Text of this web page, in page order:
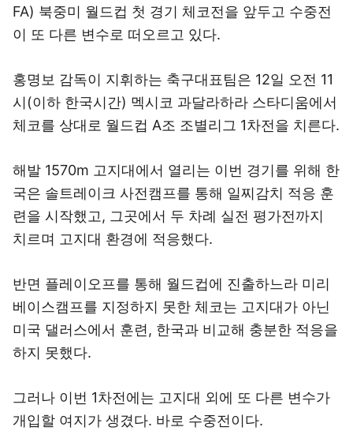
FA) 북중미 월드컵 첫 경기 체코전을 앞두고 수중전
이 또 다른 변수로 떠오르고 있다.
홍명보 감독이 지휘하는 축구대표팀은 12일 오전 11
시(이하 한국시간) 멕시코 과달라하라 스타디움에서
체코를 상대로 월드컵 A조 조별리그 1차전을 치른다.
해발 1570m 고지대에서 열리는 이번 경기를 위해 한
국은 솔트레이크 사전캠프를 통해 일찌감치 적응 훈
련을 시작했고, 그곳에서 두 차례 실전 평가전까지
치르며 고지대 환경에 적응했다.
반면 플레이오프를 통해 월드컵에 진출하느라 미리
베이스캠프를 지정하지 못한 체코는 고지대가 아닌
미국 댈러스에서 훈련, 한국과 비교해 충분한 적응을
하지 못했다.
그러나 이번 1차전에는 고지대 외에 또 다른 변수가
개입할 여지가 생겼다. 바로 수중전이다.